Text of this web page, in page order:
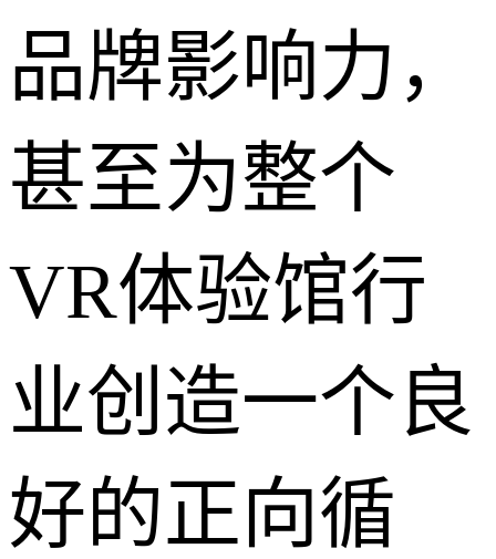
品牌影响力，
甚至为整个
VR体验馆行
业创造一个良
好的正向循